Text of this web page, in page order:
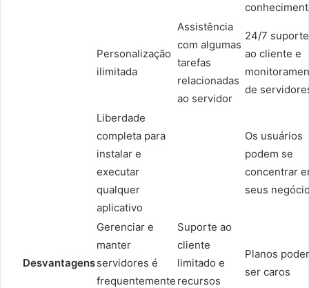
Personalização
ilimitada
Assistência
com algumas
tarefas
relacionadas
ao servidor
24/7 suporte
ao cliente e
de
Liberdade
completa para
instalar e
executar
qualquer
aplicativo
Os usuários
podem se
concentrar
seus
Desvantagens
Gerenciar e
manter
servidores é
frequentemente
Suporte ao
cliente
limitado e
recursos
Planos
ser caros